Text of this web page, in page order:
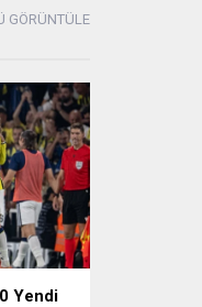
GÖRÜNTÜLE
Yendi